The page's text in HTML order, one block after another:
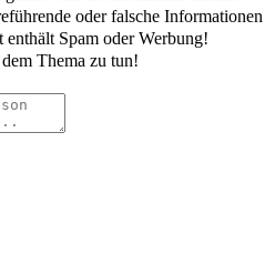
oder falsche Informationen
enthält Spam oder Werbung!
Thema zu tun!